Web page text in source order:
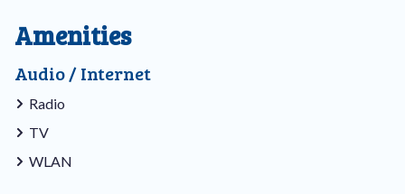
Das Haus liegt zudem in der Nähe des Spielplatzes.
Amenities
Audio / Internet
Radio
TV
WLAN